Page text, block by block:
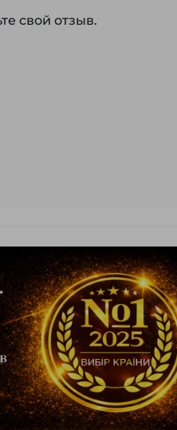
свой отзыв.